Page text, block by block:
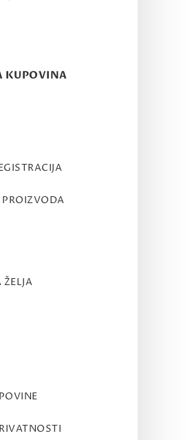
KUPOVINA
PROIZVODA